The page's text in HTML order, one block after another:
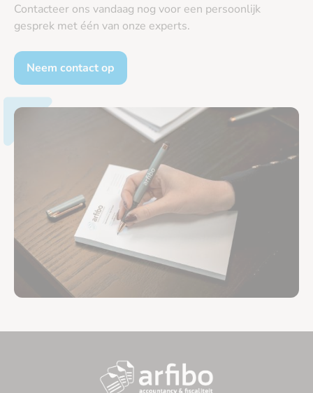
Contacteer ons vandaag nog voor een persoonlijk
gesprek met één van onze experts.
Neem contact op